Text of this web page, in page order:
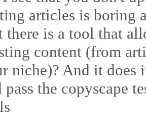
articles is boring
there is a tool that
content (from
niche)? And it does
pass the copyscape